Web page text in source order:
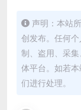
声明：本站
创发布。任何
制、盗用、采
体平台。如若
们进行处理。